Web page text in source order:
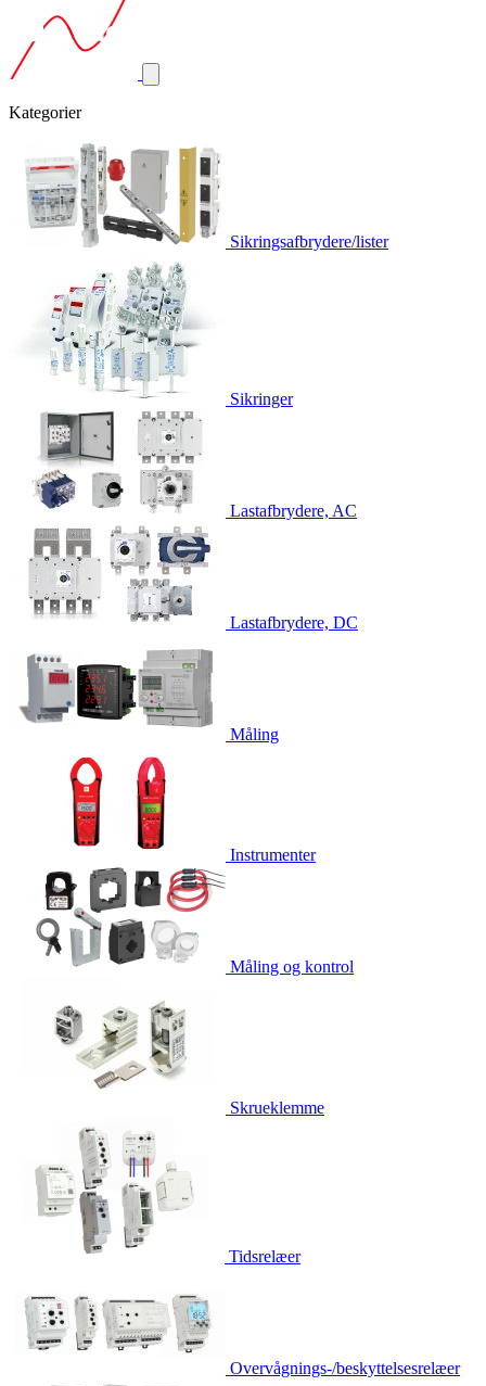
Kategorier
Sikringsafbrydere/lister
Sikringer
Lastafbrydere, AC
Lastafbrydere, DC
Måling
Instrumenter
Måling og kontrol
Skrueklemme
Tidsrelæer
Overvågnings-/beskyttelsesrelæer